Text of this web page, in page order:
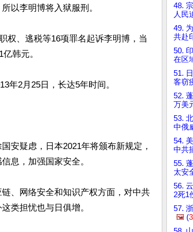
以李明博将入狱服刑。
权、逃税等16项罪名起诉李明博，当
韩元。
年2月25日，长达5年时间。
安疑虑，日本2021年将颁布新规定，
息，加强国家安全。
、网络安全和知识产权方面，对中共
类担忧也与日俱增。
48.
人民
49.
共赴
50.
在区
51.
客窃
52.
万美
53.
中俄
54.
中共
55.
太安
56.
2死1
57.
🖼️ (